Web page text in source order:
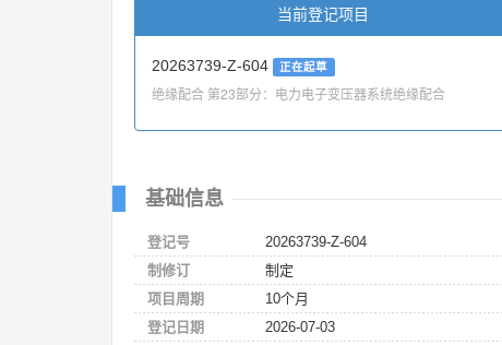
当前登记项目
20263739-Z-604 正在起草
绝缘配合 第23部分：电力电子变压器系统绝缘配合
基础信息
登记号
20263739-Z-604
制修订
制定
项目周期
10个月
登记日期
2026-07-03